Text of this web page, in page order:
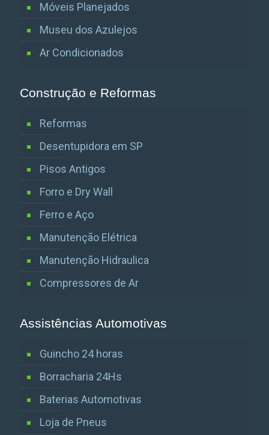
Móveis Planejados
Museu dos Azulejos
Ar Condicionados
Construção e Reformas
Reformas
Desentupidora em SP
Pisos Antigos
Forro e Dry Wall
Ferro e Aço
Manutenção Elétrica
Manutenção Hidraulica
Compressores de Ar
Assistências Automotivas
Guincho 24 horas
Borracharia 24Hs
Baterias Automotivas
Loja de Pneus